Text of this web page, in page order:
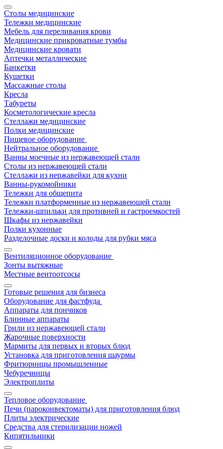
Столы медицинские
Тележки медицинские
Мебель для переливания крови
Медицинские прикроватные тумбы
Медицинские кровати
Аптечки металлические
Банкетки
Кушетки
Массажные столы
Кресла
Табуреты
Косметологические кресла
Стеллажи медицинские
Полки медицинские
Пищевое оборудование
Нейтральное оборудование
Ванны моечные из нержавеющей стали
Столы из нержавеющей стали
Стеллажи из нержавейки для кухни
Ванны-рукомойники
Тележки для общепита
Тележки платформенные из нержавеющей стали
Тележки-шпильки для противней и гастроемкостей
Шкафы из нержавейки
Полки кухонные
Разделочные доски и колоды для рубки мяса
Вентиляционное оборудование
Зонты вытяжные
Местные вентоотсосы
Готовые решения для бизнеса
Оборудование для фастфуда
Аппараты для пончиков
Блинные аппараты
Грили из нержавеющей стали
Жарочные поверхности
Мармиты для первых и вторых блюд
Установка для приготовления шаурмы
Фритюрницы промышленные
Чебуречницы
Электроплиты
Тепловое оборудование
Печи (пароконвектоматы) для приготовления блюд
Плиты электрические
Средства для стерилизации ножей
Кипятильники